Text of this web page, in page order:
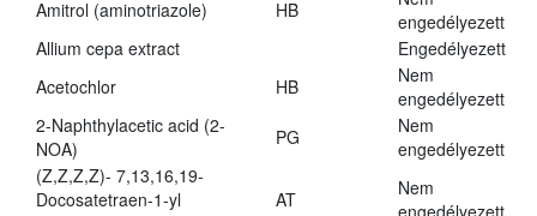
Amitrol (aminotriazole) HB
engedélyezett
Allium cepa extract
Engedélyezett
Acetochlor
HB
Nem
engedélyezett
2-Naphthylacetic acid (2-
NOA)
PG
Nem
engedélyezett
(Z,Z,Z,Z)- 7,13,16,19-
Docosatetraen-1-yl
AT
Nem